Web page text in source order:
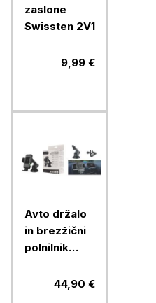
zaslone
Swissten 2V1
9,99 €
Avto držalo
in brezžični
polnilnik
15W - 2 v 1,
44,90 €